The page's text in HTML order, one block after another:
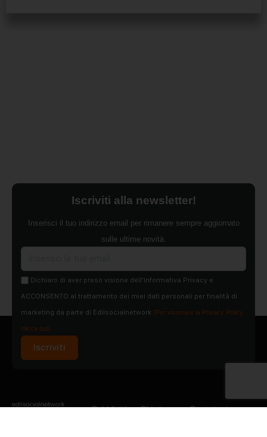
Iscriviti alla newsletter!
Inserisci il tuo indirizzo email per rimanere sempre aggiornato
sulle ultime novità.
Dichiaro di aver preso visione dell'Informativa Privacy e
ACCONSENTO al trattamento dei miei dati personali per finalità di
marketing da parte di Edilsocialnetwork (Per visionare la Privacy Policy
clicca qui).
Iscriviti
Pubblicità Chi siamo Contattaci